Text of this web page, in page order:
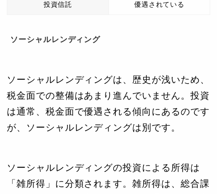
投資信託 優遇されている
ソーシャルレンディング
ソーシャルレンディングは、歴史が浅いため、
税金面での整備はあまり進んでいません。投資
は通常、税金面で優遇される傾向にあるのです
が、ソーシャルレンディングは別です。
ソーシャルレンディングの投資による所得は
「雑所得」に分類されます。雑所得は、総合課